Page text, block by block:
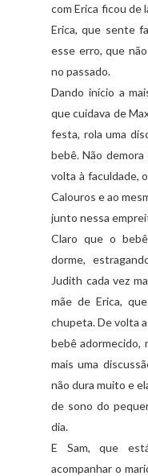
com Erica ficou de
Erica, que sente
esse erro, que
no passado.
Dando início a
que cuidava de
festa, rola uma
bebê. Não
volta à faculdade,
Calouros e ao
junto nessa
Claro que o
dorme,
Judith cada vez
mãe de Erica,
chupeta. De volta
bebê adormecido,
mais uma
não dura muito e
de sono do
dia.
E Sam, que
acompanhar o